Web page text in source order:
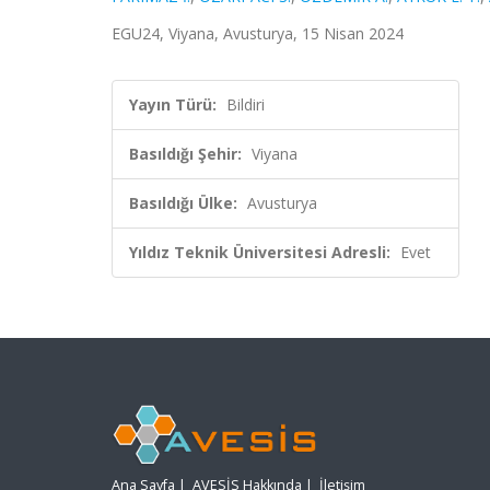
EGU24, Viyana, Avusturya, 15 Nisan 2024
Yayın Türü: Bildiri
Basıldığı Şehir: Viyana
Basıldığı Ülke: Avusturya
Yıldız Teknik Üniversitesi Adresli: Evet
Ana Sayfa | AVESİS Hakkında | İletişim